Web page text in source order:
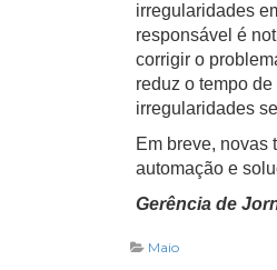
irregularidades
responsável é
corrigir o
reduz o tempo
irregularidades
Em breve, novas
automação e
Gerência de
Maio